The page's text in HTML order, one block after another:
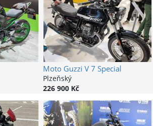
Moto Guzzi V 7 Special
Plzeňský
226 900 Kč